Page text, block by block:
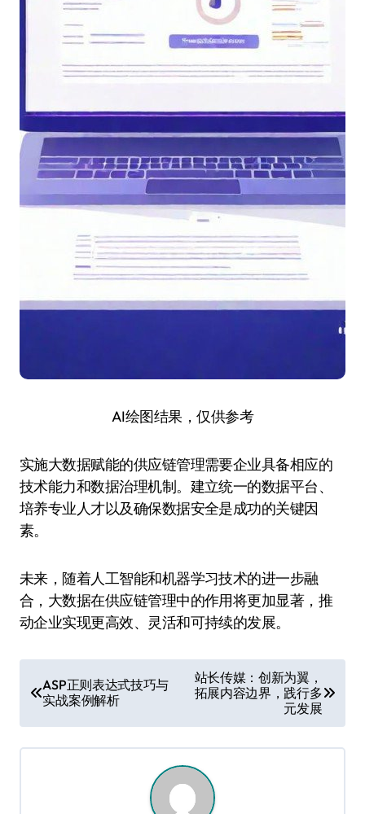
AI绘图结果，仅供参考
实施大数据赋能的供应链管理需要企业具备相应的
技术能力和数据治理机制。建立统一的数据平台、
培养专业人才以及确保数据安全是成功的关键因
素。
未来，随着人工智能和机器学习技术的进一步融
合，大数据在供应链管理中的作用将更加显著，推
动企业实现更高效、灵活和可持续的发展。
章
导
航
ASP正则表达式技巧与
实战案例解析
站长传媒：创新为翼，
拓展内容边界，践行多
元发展